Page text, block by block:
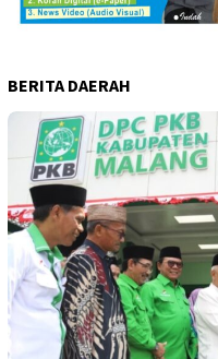
BERITA DAERAH